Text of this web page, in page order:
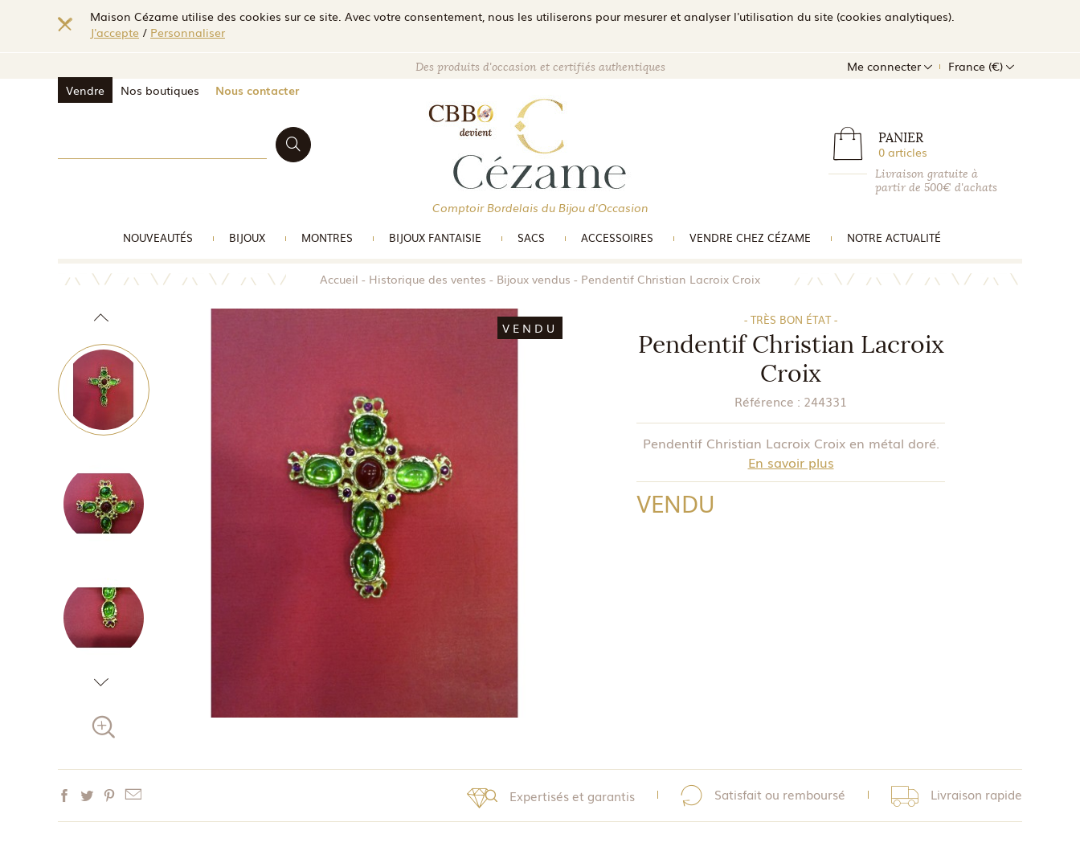
Maison Cézame utilise des cookies sur ce site. Avec votre consentement, nous les utiliserons pour mesurer et analyser l'utilisation du site (cookies analytiques).
J'accepte / Personnaliser
Vendre Nos boutiques Nous contacter
Des produits d'occasion et certifiés authentiques Me connecter France (€)
PANIER
0 articles
Livraison gratuite à
partir de 500€ d'achats
Comptoir Bordelais du Bijou d'Occasion
NOUVEAUTÉS BIJOUX MONTRES BIJOUX FANTAISIE SACS ACCESSOIRES VENDRE CHEZ CÉZAME NOTRE ACTUALITÉ
Accueil Historique des ventes Bijoux vendus Pendentif Christian Lacroix Croix
VENDU
- TRÈS BON ÉTAT -
Pendentif Christian Lacroix
Croix
Référence : 244331
Pendentif Christian Lacroix Croix en métal doré.
En savoir plus
VENDU
Expertisés et garantis Satisfait ou remboursé Livraison rapide